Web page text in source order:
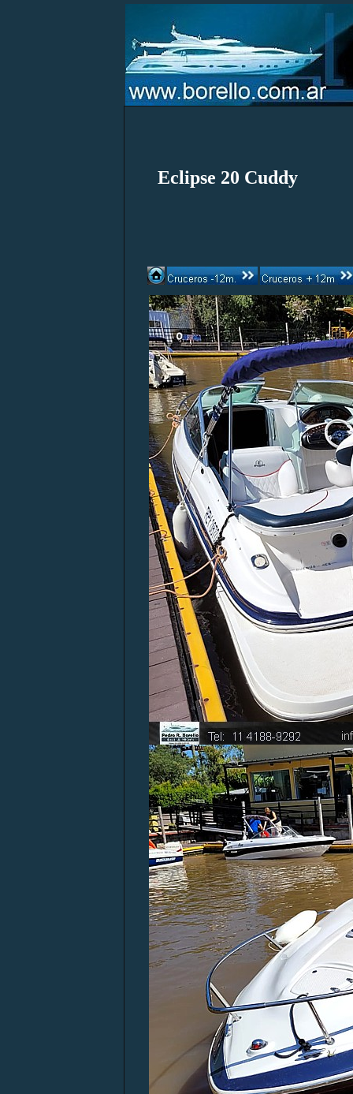
Eclipse 20 Cuddy